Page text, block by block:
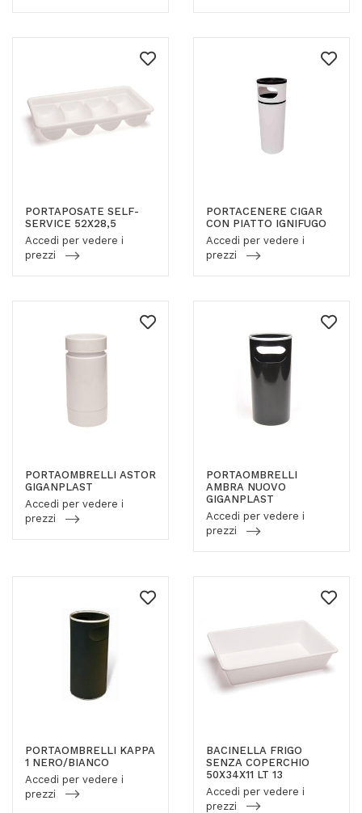
PORTAPOSATE SELF-
SERVICE 52X28,5
Accedi per vedere i
prezzi
PORTACENERE CIGAR
CON PIATTO IGNIFUGO
Accedi per vedere i
prezzi
PORTAOMBRELLI ASTOR
GIGANPLAST
Accedi per vedere i
prezzi
PORTAOMBRELLI
AMBRA NUOVO
GIGANPLAST
Accedi per vedere i
prezzi
PORTAOMBRELLI KAPPA
1 NERO/BIANCO
Accedi per vedere i
prezzi
BACINELLA FRIGO
SENZA COPERCHIO
50X34X11 LT 13
Accedi per vedere i
prezzi